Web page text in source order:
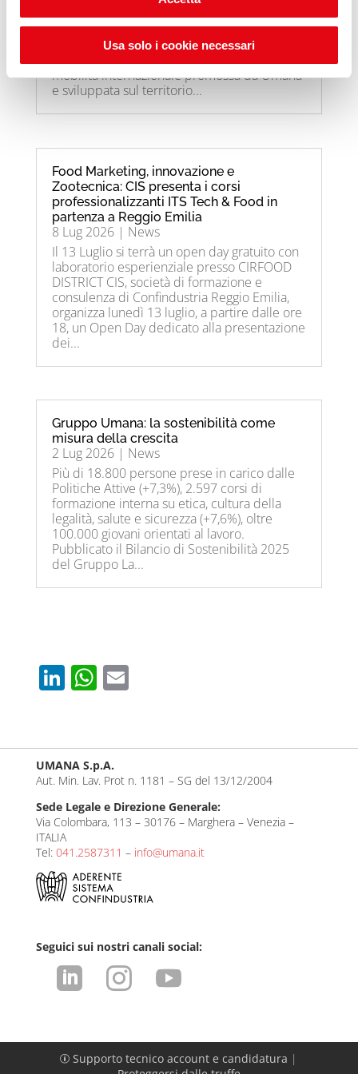
Usa solo i cookie necessari
professionisti africani Bonomi Group inserirà
tredici giovani operatori meccanici
specializzati provenienti dal Ghana
nell’ambito del Progetto Ghana, l’iniziativa di
mobilità internazionale promossa da Umana
e sviluppata sul territorio...
Food Marketing, innovazione e
Zootecnica: CIS presenta i corsi
professionalizzanti ITS Tech & Food in
partenza a Reggio Emilia
8 Lug 2026| News
Il 13 Luglio si terrà un open day gratuito con
laboratorio esperienziale presso CIRFOOD
DISTRICT CIS, società di formazione e
consulenza di Confindustria Reggio Emilia,
organizza lunedì 13 luglio, a partire dalle ore
18, un Open Day dedicato alla presentazione
dei...
Gruppo Umana: la sostenibilità come
misura della crescita
2 Lug 2026| News
Più di 18.800 persone prese in carico dalle
Politiche Attive (+7,3%), 2.597 corsi di
formazione interna su etica, cultura della
legalità, salute e sicurezza (+7,6%), oltre
100.000 giovani orientati al lavoro.
Pubblicato il Bilancio di Sostenibilità 2025
del Gruppo La...
Li
e
dI
n
W
s
A
p
p
E
UMANA S.p.A.
Aut. Min. Lav. Prot n. 1181 – SG del 13/12/2004
Sede Legale e Direzione Generale:
Via Colombara, 113 – 30176 – Marghera – Venezia –
ITALIA
Tel: 041.2587311 – info@umana.it
Seguici sui nostri canali social:
  
p Supporto tecnico account e candidatura |